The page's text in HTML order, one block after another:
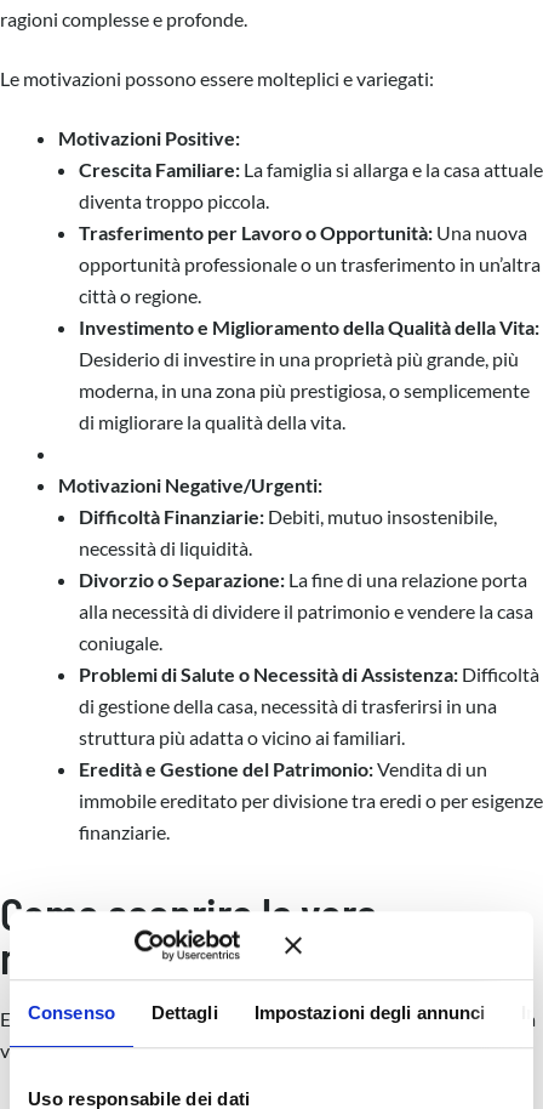
Consenso Dettagli Impostazioni degli annunci
Uso responsabile dei dati
ragioni complesse e profonde.
Le motivazioni possono essere molteplici e variegati:
Motivazioni Positive:
Crescita Familiare:La famiglia si allarga e la casa attuale
diventa troppo piccola.
Trasferimento per Lavoro o Opportunità:Una nuova
opportunità professionale o un trasferimento in un’altra
città o regione.
Investimento e Miglioramento della Qualità della Vita:
Desiderio di investire in una proprietà più grande, più
moderna, in una zona più prestigiosa, o semplicemente
di migliorare la qualità della vita.
Motivazioni Negative/Urgenti:
Difficoltà Finanziarie:Debiti, mutuo insostenibile,
necessità di liquidità.
Divorzio o Separazione:La fine di una relazione porta
alla necessità di dividere il patrimonio e vendere la casa
coniugale.
Problemi di Salute o Necessità di Assistenza:Difficoltà
di gestione della casa, necessità di trasferirsi in una
struttura più adatta o vicino ai familiari.
Eredità e Gestione del Patrimonio:Vendita di un
immobile ereditato per divisione tra eredi o per esigenze
finanziarie.
Come scoprire la vera
motivazione?
Ecco alcune strategie per indagare e scoprire la motivazione della
vendita che stai trattando: